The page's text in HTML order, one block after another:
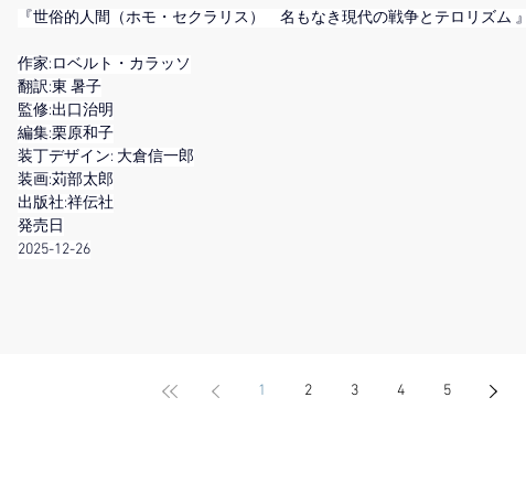
『世俗的人間（ホモ・セクラリス）　名もなき現代の戦争とテロリズム
作家:ロベルト・カラッソ
翻訳:東 暑子
監修:出口治明
編集:栗原和子
装丁デザイン: 大倉信一郎
装画:苅部太郎
出版社:祥伝社
発売日
2025-12-26
1 2 3 4 5